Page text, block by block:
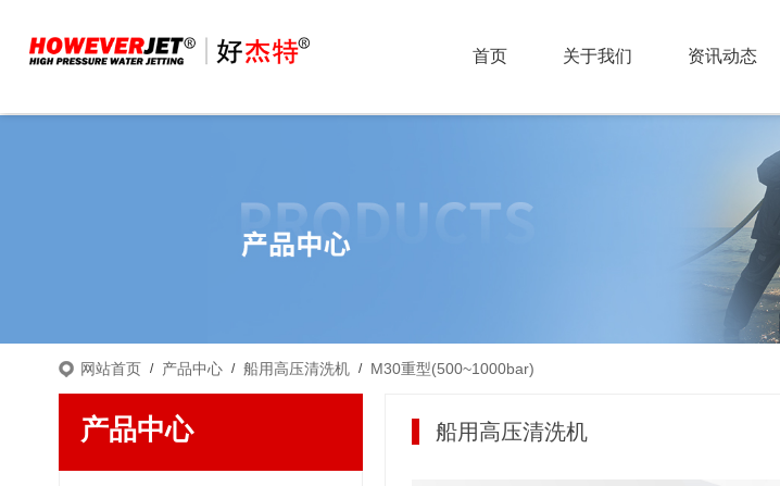
首页 关于我们 资讯动态
网站首页 / 产品中心 / 船用高压清洗机 / M30重型(500~1000bar)
产品中心 船用高压清洗机